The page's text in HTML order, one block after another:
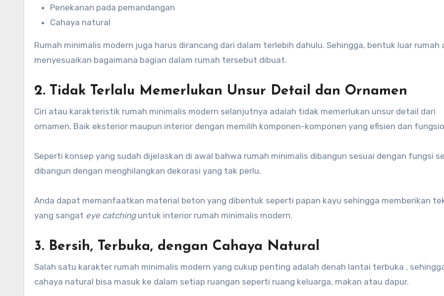
Penekanan pada pemandangan
Cahaya natural
Rumah minimalis modern juga harus dirancang dari dalam terlebih dahulu. Sehingga, bentuk luar rumah
menyesuaikan bagaimana bagian dalam rumah tersebut dibuat.
2. Tidak Terlalu Memerlukan Unsur Detail dan Ornamen
Ciri atau karakteristik rumah minimalis modern selanjutnya adalah tidak memerlukan unsur detail dari
ornamen. Baik eksterior maupun interior dengan memilih komponen-komponen yang efisien dan
Seperti konsep yang sudah dijelaskan di awal bahwa rumah minimalis dibangun sesuai dengan fungsi
dibangun dengan menghilangkan dekorasi yang tak perlu.
Anda dapat memanfaatkan material beton yang dibentuk seperti papan kayu sehingga memberikan
yang sangat eye catching untuk interior rumah minimalis modern.
3. Bersih, Terbuka, dengan Cahaya Natural
Salah satu karakter rumah minimalis modern yang cukup penting adalah denah lantai terbuka ,
cahaya natural bisa masuk ke dalam setiap ruangan seperti ruang keluarga, makan atau dapur.